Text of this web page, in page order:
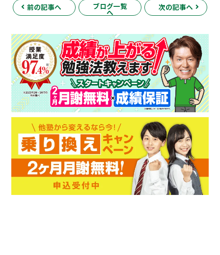
前の記事へ ブログ一覧
へ
次の記事へ